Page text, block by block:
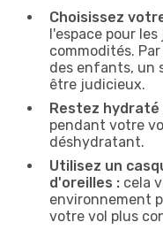
Choisissez
l'espace pour
commodités.
des enfants, un
être judicieux.
Restez hydraté
pendant votre
déshydratant.
Utilisez un
d'oreilles : cela
environnement
votre vol plus